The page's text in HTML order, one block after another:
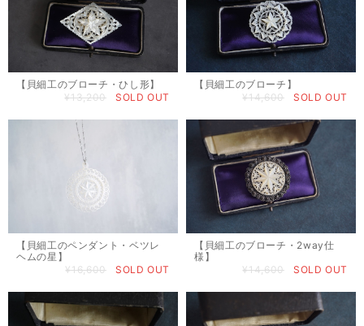
【貝細工のブローチ・ひし形】
¥13,200
SOLD OUT
【貝細工のブローチ】
¥14,600
SOLD OUT
【貝細工のペンダント・ベツレ
ヘムの星】
¥16,600
SOLD OUT
【貝細工のブローチ・2way仕
様】
¥14,600
SOLD OUT